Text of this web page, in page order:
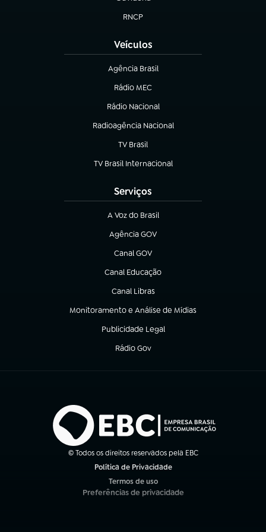
RNCP
(abre em nova aba)
Veículos
Agência Brasil
(abre em nova aba)
Rádio MEC
(abre em nova aba)
Rádio Nacional
Radioagência Nacional
(abre em nova aba)
TV Brasil
(abre em nova aba)
TV Brasil Internacional
(abre em nova aba)
Serviços
A Voz do Brasil
(abre em nova aba)
Agência GOV
(abre em nova aba)
Canal GOV
(abre em nova aba)
Canal Educação
(abre em nova aba)
Canal Libras
(abre em nova aba)
Monitoramento e Análise de Mídias
(abre em nova aba)
Publicidade Legal
(abre em nova aba)
Rádio Gov
(abre em nova aba)
© Todos os direitos reservados pela EBC
Política de Privacidade
Termos de uso
(abre em nova aba)
Preferências de privacidade